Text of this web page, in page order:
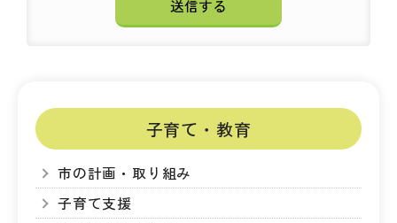
子育て・教育
市の計画・取り組み
子育て支援